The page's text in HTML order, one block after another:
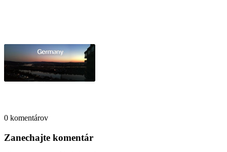
0 komentárov
Zanechajte komentár